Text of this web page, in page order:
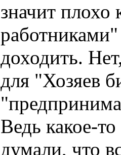
значит плохо
доходить.
для "Хозяев
Ведь какое-
думали, что